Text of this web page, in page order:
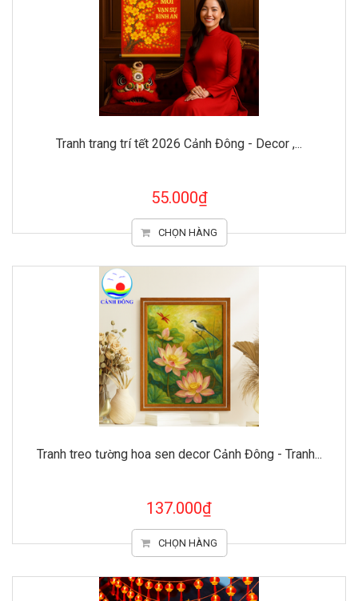
Tranh trang trí tết 2026 Cảnh Đông - Decor ,...
55.000₫
CHỌN HÀNG
Tranh treo tường hoa sen decor Cảnh Đông - Tranh...
137.000₫
CHỌN HÀNG